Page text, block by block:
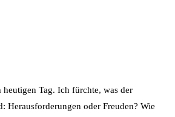
Tag. Ich fürchte, was der
Herausforderungen oder Freuden? Wie